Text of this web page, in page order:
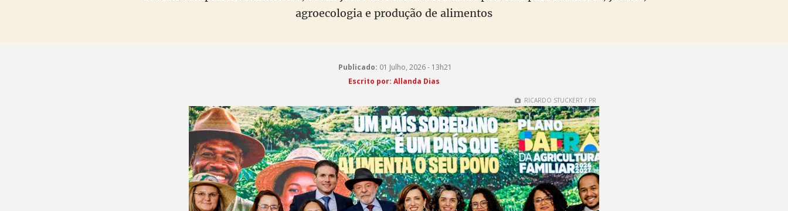
agroecologia e produção de alimentos
Publicado: 01 Julho, 2026 - 13h21
Escrito por: Allanda Dias
RICARDO STUCKERT / PR